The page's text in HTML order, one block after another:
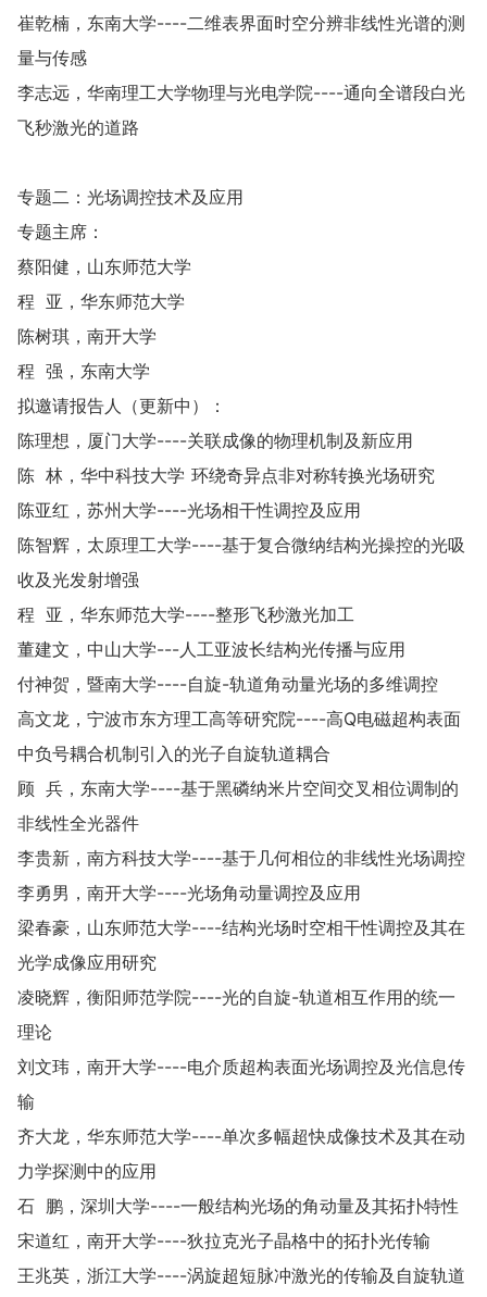
崔乾楠，东南大学----二维表界面时空分辨非线性光谱的测
量与传感
李志远，华南理工大学物理与光电学院----通向全谱段白光
飞秒激光的道路
专题二：光场调控技术及应用
专题主席：
蔡阳健，山东师范大学
程 亚，华东师范大学
陈树琪，南开大学
程 强，东南大学
拟邀请报告人（更新中）：
陈理想，厦门大学----关联成像的物理机制及新应用
陈 林，华中科技大学 环绕奇异点非对称转换光场研究
陈亚红，苏州大学----光场相干性调控及应用
陈智辉，太原理工大学----基于复合微纳结构光操控的光吸
收及光发射增强
程 亚，华东师范大学----整形飞秒激光加工
董建文，中山大学---人工亚波长结构光传播与应用
付神贺，暨南大学----自旋-轨道角动量光场的多维调控
高文龙，宁波市东方理工高等研究院----高Q电磁超构表面
中负号耦合机制引入的光子自旋轨道耦合
顾 兵，东南大学----基于黑磷纳米片空间交叉相位调制的
非线性全光器件
李贵新，南方科技大学----基于几何相位的非线性光场调控
李勇男，南开大学----光场角动量调控及应用
梁春豪，山东师范大学----结构光场时空相干性调控及其在
光学成像应用研究
凌晓辉，衡阳师范学院----光的自旋-轨道相互作用的统一
理论
刘文玮，南开大学----电介质超构表面光场调控及光信息传
输
齐大龙，华东师范大学----单次多幅超快成像技术及其在动
力学探测中的应用
石 鹏，深圳大学----一般结构光场的角动量及其拓扑特性
宋道红，南开大学----狄拉克光子晶格中的拓扑光传输
王兆英，浙江大学----涡旋超短脉冲激光的传输及自旋轨道